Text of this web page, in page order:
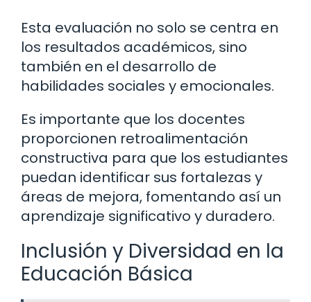
Esta evaluación no solo se centra en
los resultados académicos, sino
también en el desarrollo de
habilidades sociales y emocionales.
Es importante que los docentes
proporcionen retroalimentación
constructiva para que los estudiantes
puedan identificar sus fortalezas y
áreas de mejora, fomentando así un
aprendizaje significativo y duradero.
Inclusión y Diversidad en la
Educación Básica